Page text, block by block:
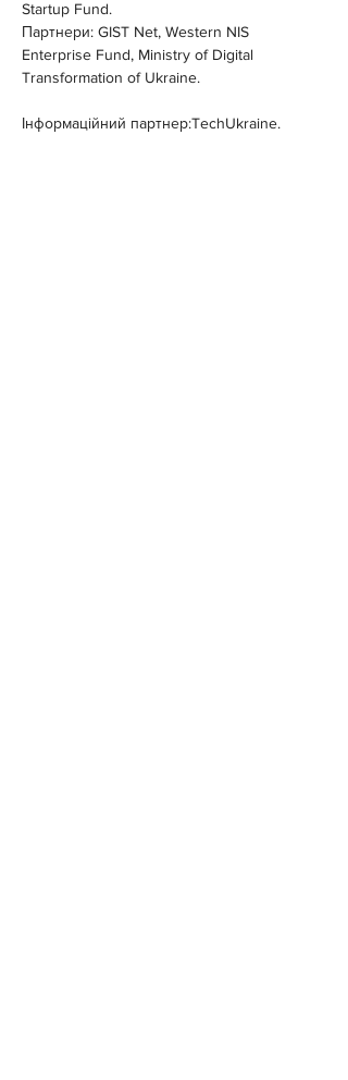
Startup Fund.
Партнери: GIST Net, Western NIS
Enterprise Fund, Ministry of Digital
Transformation of Ukraine.
Інформаційний партнер:TechUkraine.